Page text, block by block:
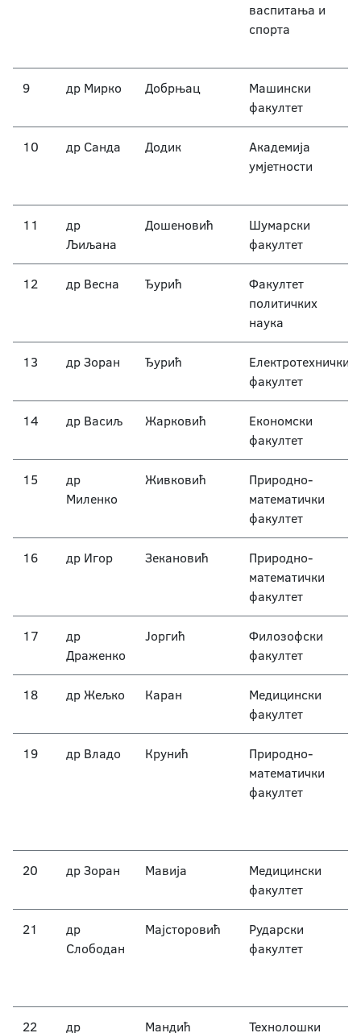
васпитања и
спорта
9 др Мирко Добрњац
Машински
факултет
10 др Санда Додик
Академија
умјетности
11
др
Љиљана
Дошеновић
Шумарски
факултет
12 др Весна Ђурић
Факултет
политичких
наука
13 др Зоран Ђурић
Електротехнички
факултет
14 др Васиљ Жарковић
Економски
факултет
15
др
Миленко
Живковић
Природно-
математички
факултет
16 др Игор Зекановић
Природно-
математички
факултет
17
др
Драженко
Јоргић
Филозофски
факултет
18 др Жељко Каран
Медицински
факултет
19 др Владо Крунић
Природно-
математички
факултет
20 др Зоран Мавија
Медицински
факултет
21
др
Слободан
Мајсторовић
Рударски
факултет
22 др Мандић Технолошки